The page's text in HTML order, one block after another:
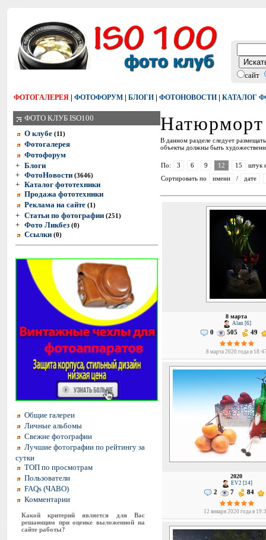
сайт
ФОТОГАЛЕРЕЯ | ФОТОФОРУМ | БЛОГИ | ФОТОНОВОСТИ | КАТАЛОГ
ФОТО КЛУБ ISO100
О клубе (11)
Фотогалерея
Фотофорум
+ Блоги
+ ФотоНовости (3646)
+ Каталог фототехники
Продажа фототехники
Реклама на сайте (1)
+ Статьи по фотографии (251)
+ Фото Ликбез (0)
Ссылки (0)
Общие галереи
Личные альбомы
Свежие фотографии
Лучшие фотографии по рейтингу за
сутки
ТОП по просмотрам
Пользователи
FAQs (ЧАВО)
Комментарии
Какой критерий является для Вас
решающим при оценке выложенной на
сайте работы?
В данном разделе следует
объекты должны быть
По: 3 6 9 12 15
штук
Сортировать по
имени / дате
8 марта
Alan [6]
0 505 49
8 марта 2020 года в
2020
EV2 [14]
2 7 84
12 января 2020 года в